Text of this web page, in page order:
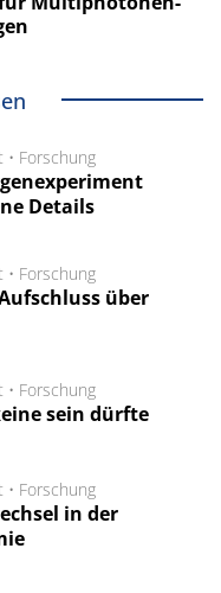
• Forschung
Details
• Forschung
über
• Forschung
sein dürfte
• Forschung
in der